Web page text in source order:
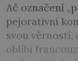
Ač označení
pejorativní
svou věrností,
oblíbí